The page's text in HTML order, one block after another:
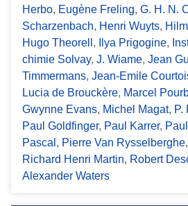
Herbo, Eugène Freling, G. H. N.
Scharzenbach, Henri Wuyts,
Hugo Theorell , Ilya Prigogine,
chimie Solvay, J. Wiame, Jean
Timmermans, Jean-Emile
Lucia de Brouckère, Marcel
Gwynne Evans, Michel Magat, P.
Paul Goldfinger, Paul Karrer,
Pascal , Pierre Van Rysselberghe,
Richard Henri Martin, Robert
Alexander Waters